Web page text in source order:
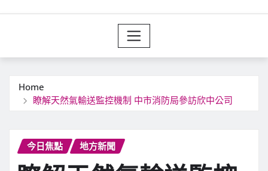
Home
瞭解天然氣輸送監控機制 中市消防局參訪欣中公司
今日焦點 地方新聞